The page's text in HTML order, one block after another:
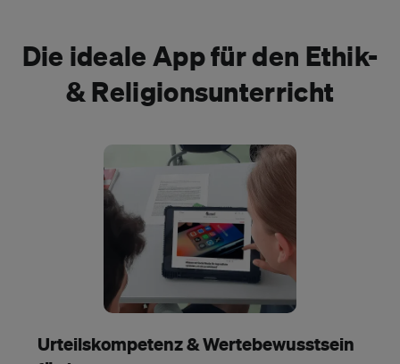
Die ideale App für den Ethik-
& Religionsunterricht
Urteilskompetenz & Wertebewusstsein